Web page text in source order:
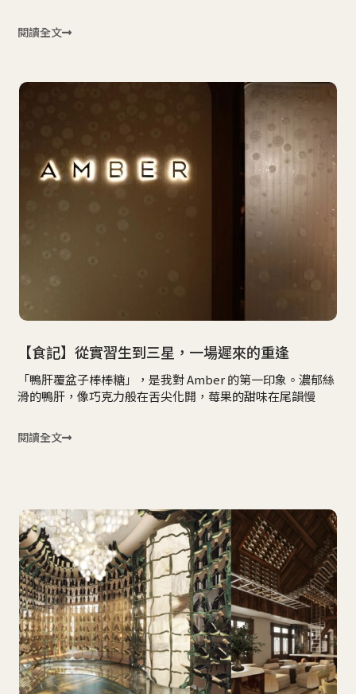
閱讀全文
【食記】從實習生到三星，一場遲來的重逢
「鴨肝覆盆子棒棒糖」，是我對 Amber 的第一印象。濃郁絲
滑的鴨肝，像巧克力般在舌尖化開，莓果的甜味在尾韻慢
閱讀全文